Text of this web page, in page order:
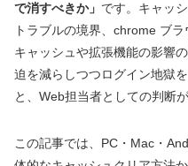
で消すべきか」 です。キャッ
トラブルの境界、chrome ブ
キャッシュや拡張機能の影響
迫を減らしつつログイン地獄
と、Web担当者としての判断
この記事では、PC・Mac・